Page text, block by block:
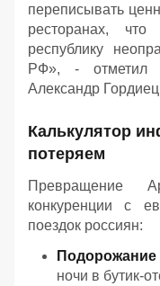
переписывать
ресторанах, что
республику
РФ», - отметил
Александр
Калькулятор
потеряем
Превращение
конкуренции с
поездок россиян:
Подорожание
ночи в бутик-